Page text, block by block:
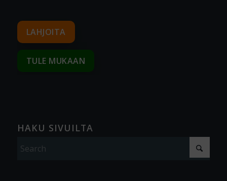
LAHJOITA
TULE MUKAAN
HAKU SIVUILTA